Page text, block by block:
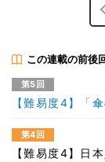
この連載の前後
第5回
【難易度4】「
第4回
【難易度4】日